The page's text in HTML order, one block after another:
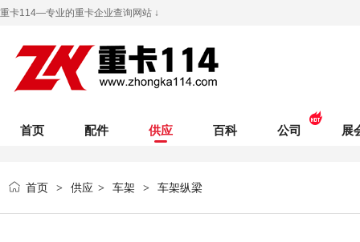
重卡114—专业的重卡企业查询网站 ↓
首页 配件 供应 百科 公司 展
首页 > 供应 > 车架 > 车架纵梁